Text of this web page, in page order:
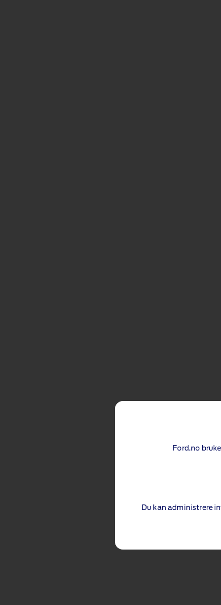
Ford.no
Du kan administrere